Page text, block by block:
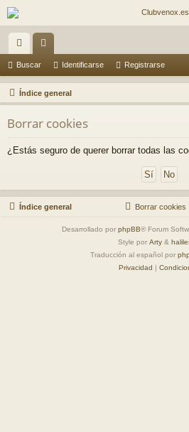
nl
ac
es
rá
pi
s
or
os
Buscar Identificarse Registrarse
Índice general
Borrar cookies
¿Estás seguro de querer borrar todas las
Índice general Borrar cookies
Desarrollado por phpBB® Forum
Style por Arty &
Traducción al español por
Privacidad |